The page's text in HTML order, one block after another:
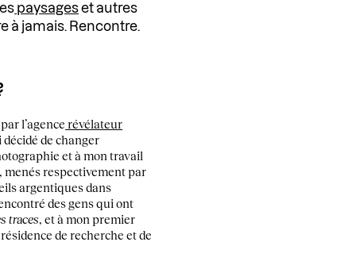
paysageset autres
à jamais. Rencontre.
l’agence révélateur
décidé de changer
et à mon travail
menés respectivement par
argentiques dans
des gens qui ont
traces, et à mon premier
de recherche et de